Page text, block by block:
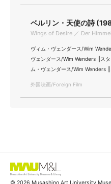
ベルリン・天使の詩
Wings of Desire ／ Der
ヴィム・ヴェンダース/Wim
ヴェンダース/Wim Wenders ||ス
ム・ヴェンダース/Wim Wenders
外国映画/Foreign Film